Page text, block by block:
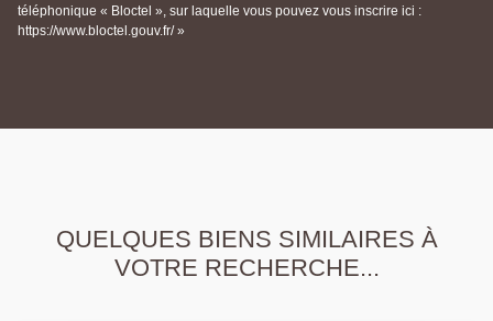
téléphonique « Bloctel », sur laquelle vous pouvez vous inscrire ici :
https://www.bloctel.gouv.fr/ »
QUELQUES BIENS SIMILAIRES À
VOTRE RECHERCHE...